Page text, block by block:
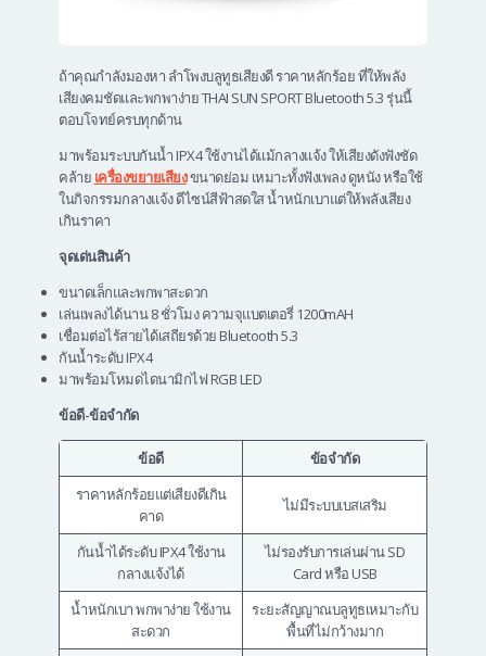
ถ้าคุณกำลังมองหา ลําโพงบลูทูธเสียงดี ราคาหลักร้อย ที่ให้พลัง
เสียงคมชัดและพกพาง่าย THAI SUN SPORT Bluetooth 5.3 รุ่นนี้
ตอบโจทย์ครบทุกด้าน
มาพร้อมระบบกันน้ำ IPX4 ใช้งานได้แม้กลางแจ้ง ให้เสียงดังฟังชัด
คล้าย เครื่องขยายเสียงขนาดย่อม เหมาะทั้งฟังเพลง ดูหนัง หรือใช้
ในกิจกรรมกลางแจ้ง ดีไซน์สีฟ้าสดใส น้ำหนักเบาแต่ให้พลังเสียง
เกินราคา
จุดเด่นสินค้า
ขนาดเล็กและพกพาสะดวก
เล่นเพลงได้นาน 8 ชั่วโมง ความจุแบตเตอรี่ 1200mAH
เชื่อมต่อไร้สายได้เสถียรด้วย Bluetooth 5.3
กันน้ำระดับ IPX4
มาพร้อมโหมดไดนามิกไฟ RGB LED
ข้อดี-ข้อจำกัด
ข้อดี
ข้อจำกัด
ราคาหลักร้อยแต่เสียงดีเกิน
คาด
ไม่มีระบบเบสเสริม
กันน้ำได้ระดับ IPX4 ใช้งาน
กลางแจ้งได้
ไม่รองรับการเล่นผ่าน SD
Card หรือ USB
น้ำหนักเบา พกพาง่าย ใช้งาน
สะดวก
ระยะสัญญาณบลูทูธเหมาะกับ
พื้นที่ไม่กว้างมาก